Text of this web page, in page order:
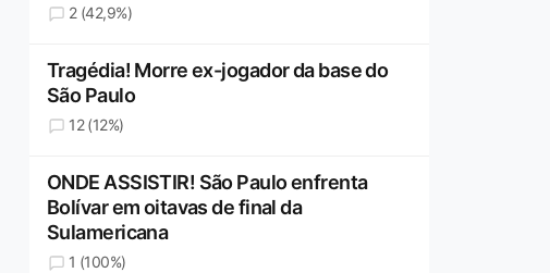
2 (42,9%)
Tragédia! Morre ex-jogador da base do
São Paulo
12 (12%)
ONDE ASSISTIR! São Paulo enfrenta
Bolívar em oitavas de final da
Sulamericana
1 (100%)